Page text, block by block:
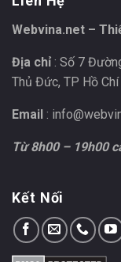
Webvina.net –
Địa chỉ : Số 7
Thủ Đức, TP Hồ Chí
Email :
Từ 8h00 – 19h00
Kết Nối